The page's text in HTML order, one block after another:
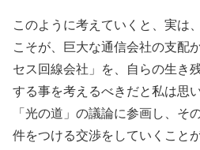
このように考えていくと、実は
こそが、巨大な通信会社の支配
セス回線会社」を、自らの生き
する事を考えるべきだと私は思
「光の道」の議論に参画し、そ
件をつける交渉をしていくこと